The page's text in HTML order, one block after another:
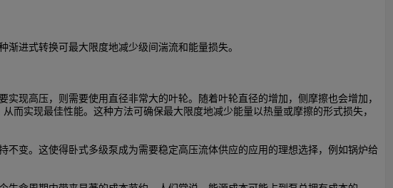
进式转换可最大限度地减少级间湍流和能量损失。
现高压，则需要使用直径非常大的叶轮。随着叶轮直径的增加，侧摩擦也会增加，
而实现最佳性能。这种方法可确保最大限度地减少能量以热量或摩擦的形式损失，
变。这使得卧式多级泵成为需要稳定高压流体供应的应用的理想选择，例如锅炉给